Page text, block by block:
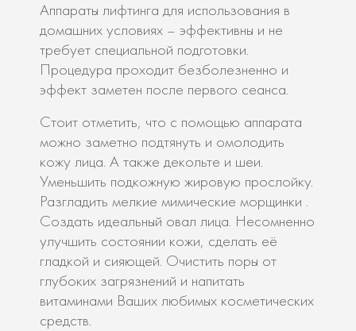
Аппараты лифтинга для использования в
домашних условиях – эффективны и не
требует специальной подготовки.
Процедура проходит безболезненно и
эффект заметен после первого сеанса.
Стоит отметить, что с помощью аппарата
можно заметно подтянуть и омолодить
кожу лица. А также декольте и шеи.
Уменьшить подкожную жировую прослойку.
Разгладить мелкие мимические морщинки .
Создать идеальный овал лица. Несомненно
улучшить состоянии кожи, сделать её
гладкой и сияющей. Очистить поры от
глубоких загрязнений и напитать
витаминами Ваших любимых косметических
средств.